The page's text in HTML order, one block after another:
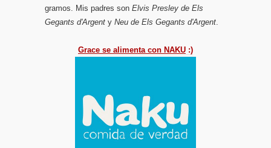
gramos. Mis padres son Elvis Presley de Els
Gegants d'Argent y Neu de Els Gegants d'Argent.
Grace se alimenta con NAKU :)